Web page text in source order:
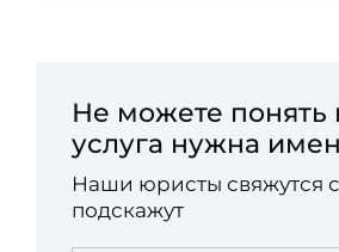
Не можете понять
услуга нужна
Наши юристы свяжутся
подскажут